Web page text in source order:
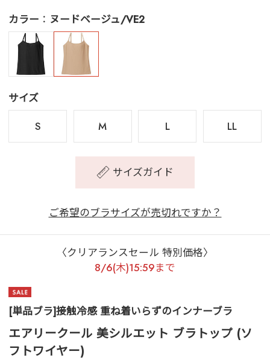
カラー ヌードベージュ/VE2
サイズ
S
M L LL
サイズガイド
ご希望のブラサイズが売切れですか？
〈クリアランスセール 特別価格〉
8/6(木)15:59まで
[単品ブラ]接触冷感 重ね着いらずのインナーブラ
エアリークール 美シルエット ブラトップ (ソ
フトワイヤー)